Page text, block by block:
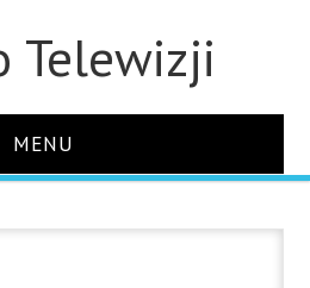
Telewizji
MENU